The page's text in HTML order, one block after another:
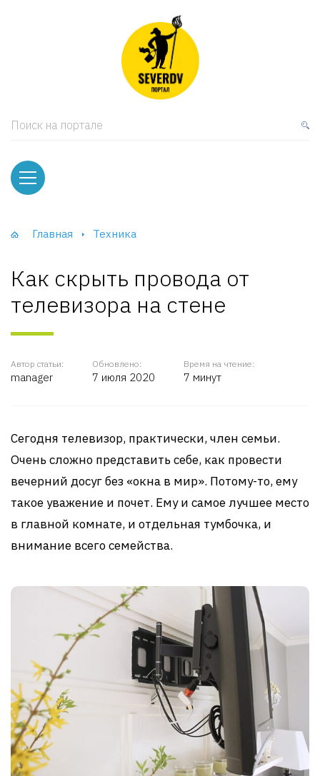
Поиск на портале
Главная Техника
Как скрыть провода от
телевизора на стене
Автор статьи:
manager
Обновлено:
7 июля 2020
Время на чтение:
7 минут
Сегодня телевизор, практически, член семьи.
Очень сложно представить себе, как провести
вечерний досуг без «окна в мир». Потому-то, ему
такое уважение и почет. Ему и самое лучшее место
в главной комнате, и отдельная тумбочка, и
внимание всего семейства.
и тумбы